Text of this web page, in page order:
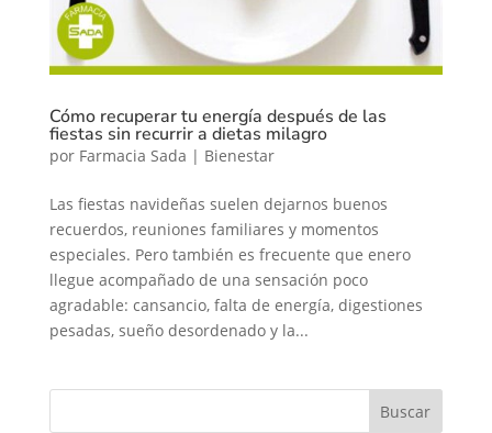
Cómo recuperar tu energía después de las
fiestas sin recurrir a dietas milagro
por Farmacia Sada | Bienestar
Las fiestas navideñas suelen dejarnos buenos
recuerdos, reuniones familiares y momentos
especiales. Pero también es frecuente que enero
llegue acompañado de una sensación poco
agradable: cansancio, falta de energía, digestiones
pesadas, sueño desordenado y la...